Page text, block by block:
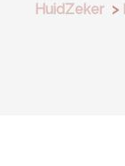
HuidZeker >